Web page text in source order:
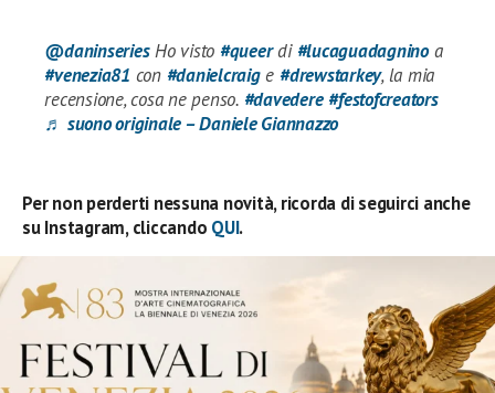
@daninseriesHo visto #queerdi #lucaguadagninoa
#venezia81 con #danielcraige #drewstarkey, la mia
recensione, cosa ne penso. #davedere #festofcreators
♬ suono originale – Daniele Giannazzo
Per non perderti nessuna novità, ricorda di seguirci anche
su Instagram, cliccando QUI.